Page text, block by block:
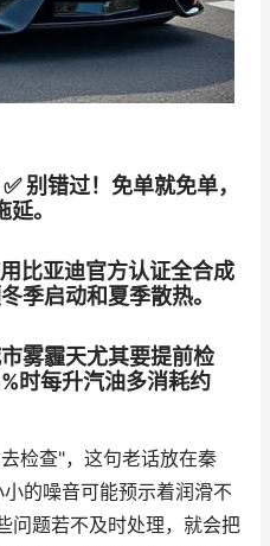
别错过！免单就免单，
。
比亚迪官方认证全合成
季启动和夏季散热。
雾霾天尤其要提前检
时每升汽油多消耗约
检查"，这句老话放在秦
的噪音可能预示着润滑不
问题若不及时处理，就会把